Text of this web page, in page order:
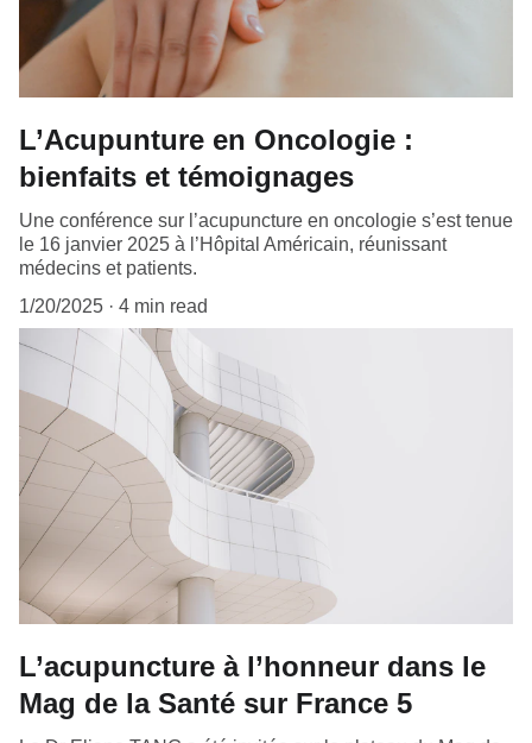
L’Acupunture en Oncologie :
bienfaits et témoignages
Une conférence sur l’acupuncture en oncologie s’est tenue
le 16 janvier 2025 à l’Hôpital Américain, réunissant
médecins et patients.
1/20/2025
4 min read
L’acupuncture à l’honneur dans le
Mag de la Santé sur France 5